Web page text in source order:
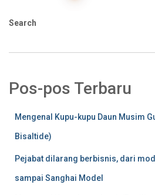
pagination
Search
Pos-pos Terbaru
Mengenal Kupu-kupu Daun Musim
Bisaltide)
Pejabat dilarang berbisnis, dari
sampai Sanghai Model